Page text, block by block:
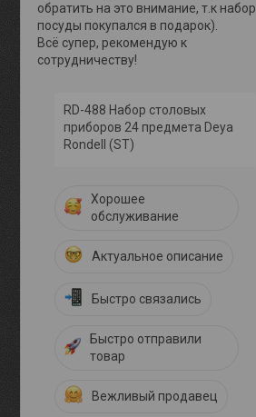
обратить на это внимание, т.к набор
посуды покупался в подарок).
Всё супер, рекомендую к
сотрудничеству!
RD-488 Набор столовых
приборов 24 предмета Deya
Rondell (ST)
Хорошее
обслуживание
Актуальное описание
Быстро связались
Быстро отправили
товар
Вежливый продавец